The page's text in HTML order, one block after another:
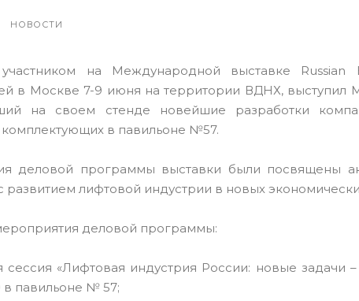
НОВОСТИ
на Международной выставке Russian
в Москве 7-9 июня на территории ВДНХ, выступил
на своем стенде новейшие разработки
в павильоне №57.
деловой программы выставки были посвящены
развитием лифтовой индустрии в новых
деловой программы:
сессия «Лифтовая индустрия России: новые задачи
в павильоне № 57;